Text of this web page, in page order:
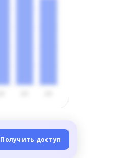
Получить доступ